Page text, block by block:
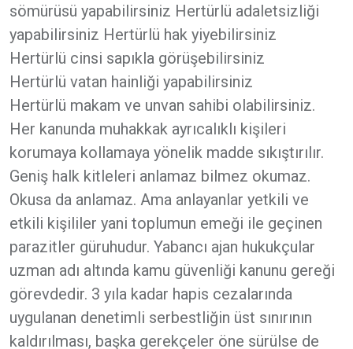
sömürüsü yapabilirsiniz Hertürlü adaletsizliği
yapabilirsiniz Hertürlü hak yiyebilirsiniz
Hertürlü cinsi sapıkla görüşebilirsiniz
Hertürlü vatan hainliği yapabilirsiniz
Hertürlü makam ve unvan sahibi olabilirsiniz.
Her kanunda muhakkak ayrıcalıklı kişileri
korumaya kollamaya yönelik madde sıkıştırılır.
Geniş halk kitleleri anlamaz bilmez okumaz.
Okusa da anlamaz. Ama anlayanlar yetkili ve
etkili kişililer yani toplumun emeği ile geçinen
parazitler güruhudur. Yabancı ajan hukukçular
uzman adı altında kamu güvenliği kanunu gereği
görevdedir. 3 yıla kadar hapis cezalarında
uygulanan denetimli serbestliğin üst sınırının
kaldırılması, başka gerekçeler öne sürülse de